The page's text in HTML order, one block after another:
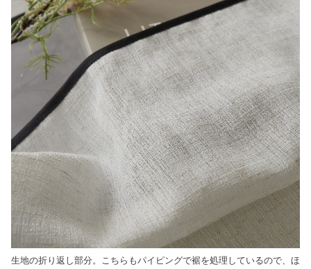
生地の折り返し部分。こちらもパイピングで裾を処理しているので、ほ